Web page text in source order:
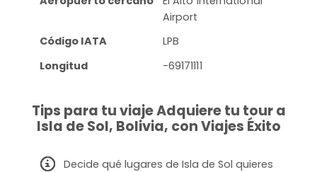
Airport
Código IATA
LPB
Longitud
-69171111
Tips para tu viaje Adquiere tu tour a
Isla de Sol, Bolivia, con Viajes Éxito
Decide qué lugares de Isla de Sol quieres